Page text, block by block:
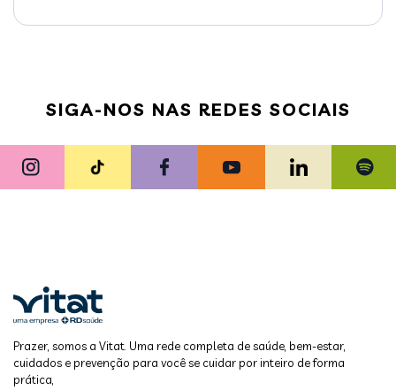
SIGA-NOS NAS REDES SOCIAIS
Prazer, somos a Vitat. Uma rede completa de saúde, bem-estar,
cuidados e prevenção para você se cuidar por inteiro de forma
prática,